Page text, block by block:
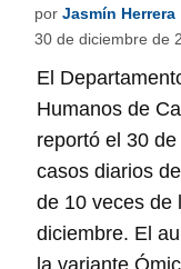
por Jasmín Herrera
30 de diciembre de
El
Humanos de
reportó el 30
casos diarios
de 10 veces de
diciembre. El